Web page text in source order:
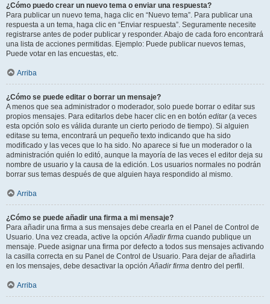
¿Cómo puedo crear un nuevo tema o enviar una respuesta?
Para publicar un nuevo tema, haga clic en “Nuevo tema”. Para publicar una
respuesta a un tema, haga clic en “Enviar respuesta”. Seguramente necesite
registrarse antes de poder publicar y responder. Abajo de cada foro encontrará
una lista de acciones permitidas. Ejemplo: Puede publicar nuevos temas,
Puede votar en las encuestas, etc.
Arriba
¿Cómo se puede editar o borrar un mensaje?
A menos que sea administrador o moderador, solo puede borrar o editar sus
propios mensajes. Para editarlos debe hacer clic en en botón editar(a veces
esta opción solo es válida durante un cierto periodo de tiempo). Si alguien
editase su tema, encontrará un pequeño texto indicando que ha sido
modificado y las veces que lo ha sido. No aparece si fue un moderador o la
administración quién lo editó, aunque la mayoría de las veces el editor deja su
nombre de usuario y la causa de la edición. Los usuarios normales no podrán
borrar sus temas después de que alguien haya respondido al mismo.
Arriba
¿Cómo se puede añadir una firma a mi mensaje?
Para añadir una firma a sus mensajes debe crearla en el Panel de Control de
Usuario. Una vez creada, active la opciónAñadir firma cuando publique un
mensaje. Puede asignar una firma por defecto a todos sus mensajes activando
la casilla correcta en su Panel de Control de Usuario. Para dejar de añadirla
en los mensajes, debe desactivar la opciónAñadir firma dentro del perfil.
Arriba